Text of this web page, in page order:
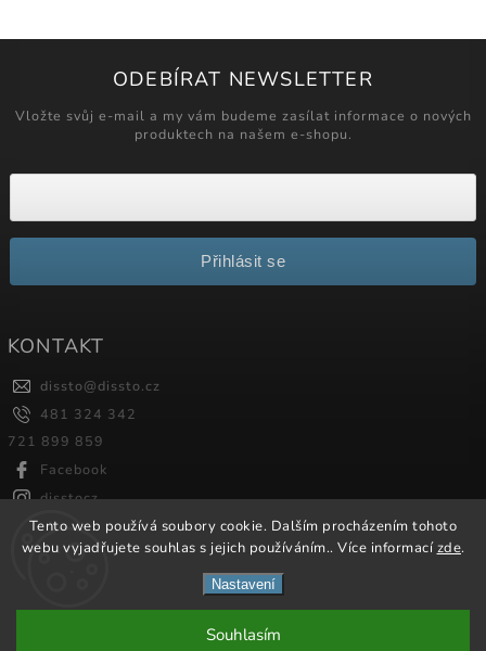
Tento web používá soubory cookie. Dalším procházením tohoto
webu vyjadřujete souhlas s jejich používáním.. Více informacízde.
Nastavení
Souhlasím
ODEBÍRAT NEWSLETTER
Vložte svůj e-mail a my vám budeme zasílat informace o nových
produktech na našem e-shopu.
Přihlásit se
KONTAKT
dissto@dissto.cz
481 324 342
721 899 859
Facebook
disstocz
Shoptet| Design